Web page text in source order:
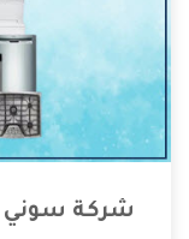
شركة سوني